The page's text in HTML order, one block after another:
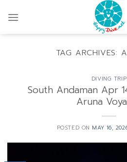
TAG ARCHIVES:
DIVING TRIP
South Andaman Apr
Aruna
POSTED ON MAY 16,